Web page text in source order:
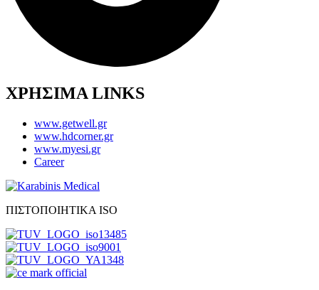
ΧΡΗΣΙΜΑ LINKS
www.getwell.gr
www.hdcorner.gr
www.myesi.gr
Career
ΠΙΣΤΟΠΟΙΗΤΙΚΑ ISO